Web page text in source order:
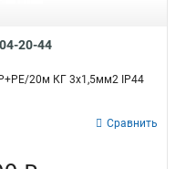
20-44
20м КГ 3х1,5мм2 IP44
Сравнить